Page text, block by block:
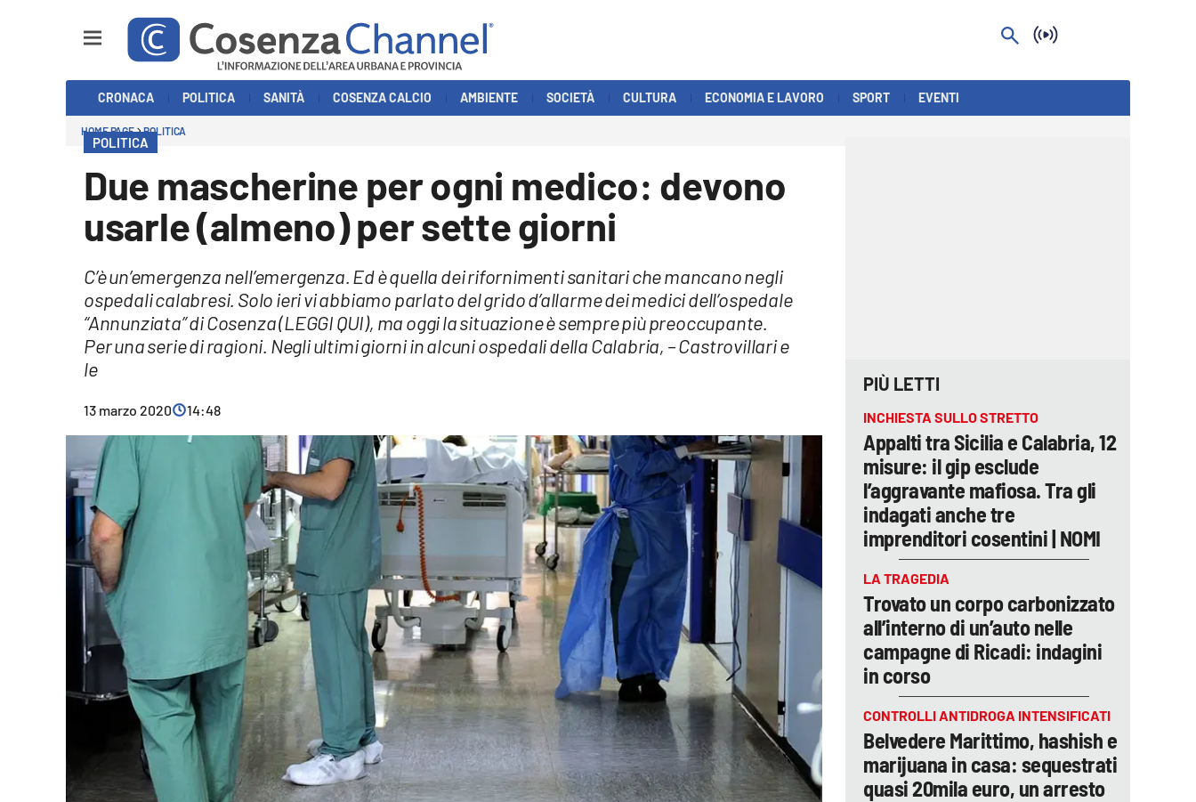
Economia e Lavoro
CRONACA POLITICA SANITÀ COSENZA CALCIO AMBIENTE SOCIETÀ CULTURA ECONOMIA E LAVORO SPORT EVENTI
HOME PAGE POLITICA
POLITICA
Due mascherine per ogni medico: devono
usarle (almeno) per sette giorni
C’è un’emergenza nell’emergenza. Ed è quella dei rifornimenti sanitari che mancano negli
ospedali calabresi. Solo ieri vi abbiamo parlato del grido d’allarme dei medici dell’ospedale
“Annunziata” di Cosenza (LEGGI QUI), ma oggi la situazione è sempre più preoccupante.
Per una serie di ragioni. Negli ultimi giorni in alcuni ospedali della Calabria, – Castrovillari e
le
13 marzo 2020 14:48
PIÙ LETTI
INCHIESTA SULLO STRETTO
Appalti tra Sicilia e Calabria, 12
misure: il gip esclude
l’aggravante mafiosa. Tra gli
indagati anche tre
imprenditori cosentini | NOMI
LA TRAGEDIA
Trovato un corpo carbonizzato
all’interno di un’auto nelle
campagne di Ricadi: indagini
in corso
CONTROLLI ANTIDROGA INTENSIFICATI
Belvedere Marittimo, hashish e
marijuana in casa: sequestrati
quasi 20mila euro, un arresto